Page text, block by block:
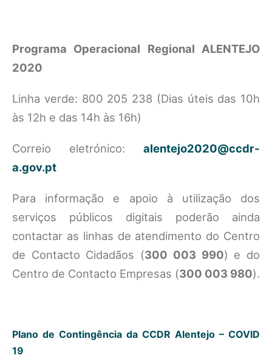
Programa Operacional Regional ALENTEJO
2020
Linha verde: 800 205 238 (Dias úteis das 10h
às 12h e das 14h às 16h)
Correio eletrónico: alentejo2020@ccdr-
a.gov.pt
Para informação e apoio à utilização dos
serviços públicos digitais poderão ainda
contactar as linhas de atendimento do Centro
de Contacto Cidadãos (300 003 990) e do
Centro de Contacto Empresas (300 003 980).
Plano de Contingência da CCDR Alentejo – COVID
19